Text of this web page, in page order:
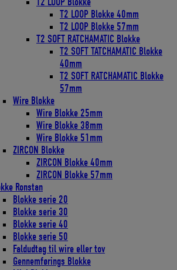
T2 LOOP Blokke 40mm
T2 LOOP Blokke 57mm
T2 SOFT RATCHAMATIC Blokke
T2 SOFT TATCHAMATIC Blokke
40mm
T2 SOFT RATCHAMATIC Blokke
57mm
Wire Blokke
Wire Blokke 25mm
Wire Blokke 38mm
Wire Blokke 51mm
ZIRCON Blokke
ZIRCON Blokke 40mm
ZIRCON Blokke 57mm
Ronstan
Blokke serie 20
Blokke serie 30
Blokke serie 40
Blokke serie 50
Faldudtag til wire eller tov
Gennemførings Blokke